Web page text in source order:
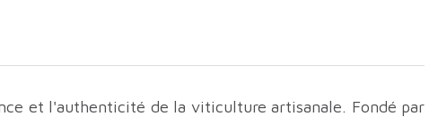
et l'authenticité de la viticulture artisanale. Fondé par